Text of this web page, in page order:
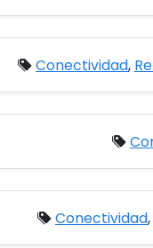
Conectividad,
Conectividad,